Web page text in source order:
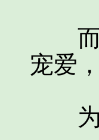
而
宠爱
为